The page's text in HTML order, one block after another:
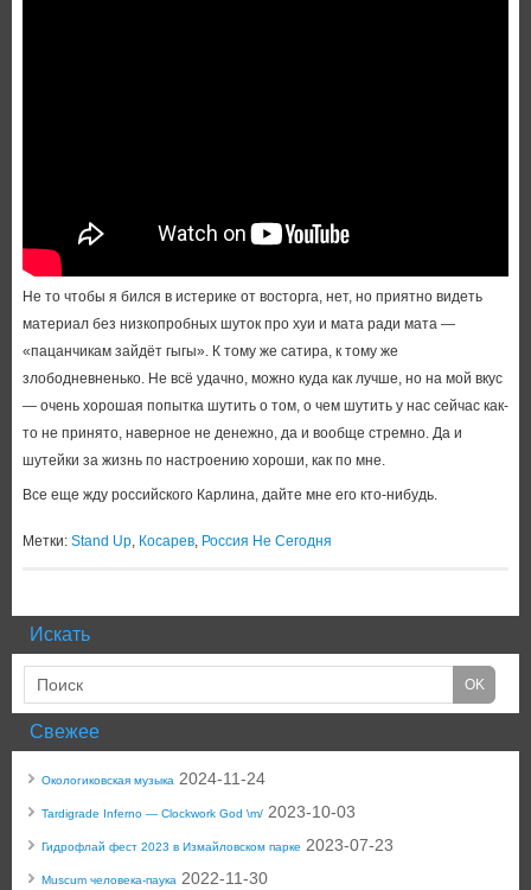
Не то чтобы я бился в истерике от восторга, нет, но приятно видеть
материал без низкопробных шуток про хуи и мата ради мата —
«пацанчикам зайдёт гыгы». К тому же сатира, к тому же
злободневненько. Не всё удачно, можно куда как лучше, но на мой вкус
— очень хорошая попытка шутить о том, о чем шутить у нас сейчас как-
то не принято, наверное не денежно, да и вообще стремно. Да и
шутейки за жизнь по настроению хороши, как по мне.
Все еще жду российского Карлина, дайте мне его кто-нибудь.
Метки: Stand Up, Косарев, Россия Не Сегодня
Искать
Свежее
Окологиковская музыка 2024-11-24
Tardigrade Inferno — Clockwork God \m/ 2023-10-03
Гидрофлай фест 2023 в Измайловском парке 2023-07-23
Muscum человека-паука 2022-11-30